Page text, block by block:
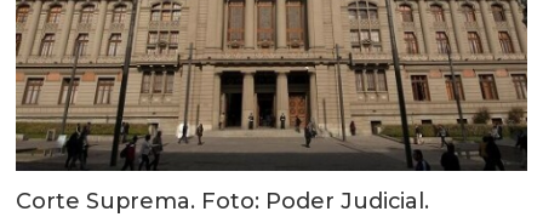
Corte Suprema. Foto: Poder Judicial.